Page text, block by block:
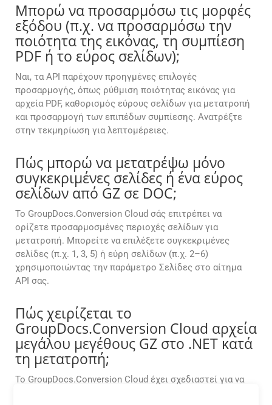
Μπορώ να προσαρμόσω τις μορφές
εξόδου (π.χ. να προσαρμόσω την
ποιότητα της εικόνας, τη συμπίεση
PDF ή το εύρος σελίδων);
Ναι, τα API παρέχουν προηγμένες επιλογές
προσαρμογής, όπως ρύθμιση ποιότητας εικόνας για
αρχεία PDF, καθορισμός εύρους σελίδων για μετατροπή
και προσαρμογή των επιπέδων συμπίεσης. Ανατρέξτε
στην τεκμηρίωση για λεπτομέρειες.
Πώς μπορώ να μετατρέψω μόνο
συγκεκριμένες σελίδες ή ένα εύρος
σελίδων από GZ σε DOC;
Το GroupDocs.Conversion Cloud σάς επιτρέπει να
ορίζετε προσαρμοσμένες περιοχές σελίδων για
μετατροπή. Μπορείτε να επιλέξετε συγκεκριμένες
σελίδες (π.χ. 1, 3, 5) ή εύρη σελίδων (π.χ. 2–6)
χρησιμοποιώντας την παράμετρο Σελίδες στο αίτημα
API σας.
Πώς χειρίζεται το
GroupDocs.Conversion Cloud αρχεία
μεγάλου μεγέθους GZ στο .NET κατά
τη μετατροπή;
Το GroupDocs.Conversion Cloud έχει σχεδιαστεί για να